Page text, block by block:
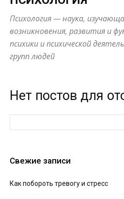
Психология — наука,
возникновения, развития и
психики и психической
групп людей
Нет постов для
Свежие записи
Как побороть тревогу и стресс